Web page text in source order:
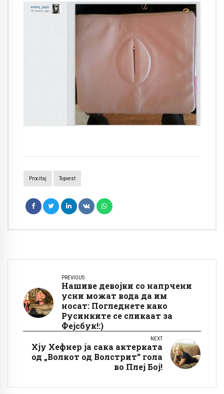
Procitaj Topvest
PREVIOUS
Нашиве девојки со напрчени
усни можат вода да им
носат: Погледнете како
Русинките се сликаат за
Фејсбук!:)
NEXT
Хју Хефнер ја сака актерката
од „Волкот од Волстрит“ гола
во Плеј Бој!